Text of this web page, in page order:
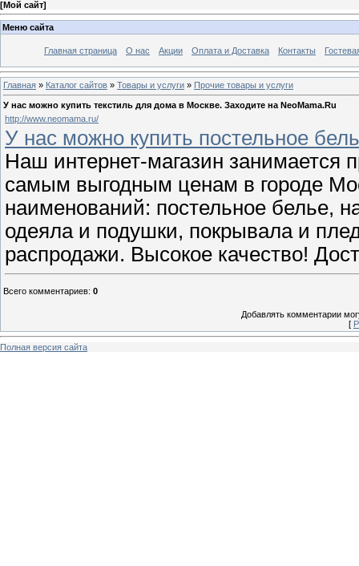
[Мой сайт]
Меню сайта
Главная страница О нас Акции Оплата и Доставка Контакты
Главная » Каталог сайтов » Товары и услуги » Прочие товары и услуги
У нас можно купить текстиль для дома в Москве. Заходите на NeoMama.Ru
http://www.neomama.ru/
У нас можно купить постельное
Наш интернет-магазин занимается
самым выгодным ценам в городе
наименований: постельное белье,
одеяла и подушки, покрывала и
распродажи. Высокое качество!
Всего комментариев: 0
Добавлять комментарии
[
Полная версия сайта